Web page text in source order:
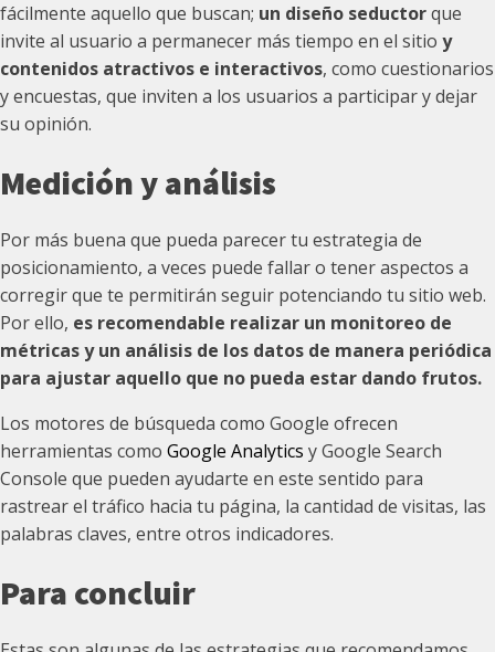
fácilmente aquello que buscan; un diseño seductorque
invite al usuario a permanecer más tiempo en el sitio y
contenidos atractivos e interactivos, como cuestionarios
y encuestas, que inviten a los usuarios a participar y dejar
su opinión.
Medición y análisis
Por más buena que pueda parecer tu estrategia de
posicionamiento, a veces puede fallar o tener aspectos a
corregir que te permitirán seguir potenciando tu sitio web.
Por ello, es recomendable realizar un monitoreo de
métricas y un análisis de los datos de manera periódica
para ajustar aquello que no pueda estar dando frutos.
Los motores de búsqueda como Google ofrecen
herramientas como Google Analytics y Google Search
Console que pueden ayudarte en este sentido para
rastrear el tráfico hacia tu página, la cantidad de visitas, las
palabras claves, entre otros indicadores.
Para concluir